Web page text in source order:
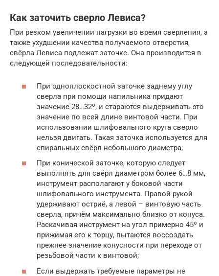
Как заточить сверло Левиса?
При резком увеличении нагрузки во время сверления, а
также ухудшении качества получаемого отверстия,
свёрла Левиса подлежат заточке. Она производится в
следующей последовательности:
При одноплоскостной заточке заднему углу
сверла при помощи напильника придают
значение 28…32º, и стараются выдерживать это
значение по всей длине винтовой части. При
использовании шлифовального круга сверло
нельзя двигать. Такая заточка используется для
спиральных свёрл небольшого диаметра;
При конической заточке, которую следует
выполнять для свёрл диаметром более 6…8 мм,
инструмент располагают у боковой части
шлифовального инструмента. Правой рукой
удерживают остриё, а левой – винтовую часть
сверла, причём максимально близко от конуса.
Раскачивая инструмент на угол примерно 45º и
прижимая его к торцу, пытаются воссоздать
прежнее значение конусности при переходе от
резьбовой части к винтовой;
Если выдержать требуемые параметры не